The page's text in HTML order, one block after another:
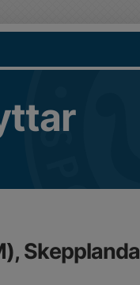
Skepplanda